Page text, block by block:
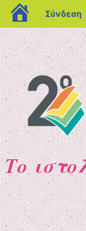
blogs.sch.gr
Σύνδεση
Το